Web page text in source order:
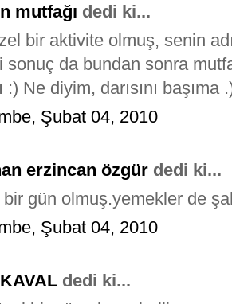
mutfağı dedi ki...
bir aktivite olmuş, senin
sonuç da bundan sonra
:) Ne diyim, darısını başıma
Şubat 04, 2010
erzincan özgür dedi ki...
gün olmuş.yemekler de
Şubat 04, 2010
dedi ki...